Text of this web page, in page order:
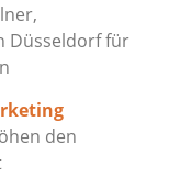
Düsseldorf für
den